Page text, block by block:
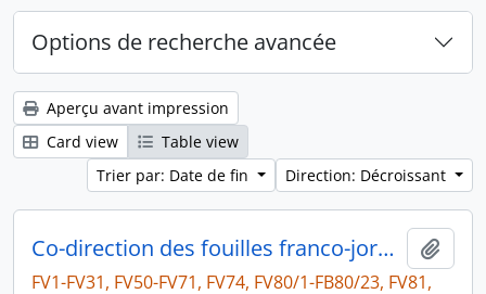
Options de recherche avancée
Aperçu avant impression
Card view
Table view
Trier par: Date de fin
Direction: Décroissant
Co-direction des fouilles franco-jordaniennes de Khirbet edh-Dharih (ministère des Affraires étrangères et université du Yarmouk)
FV1-FV31, FV50-FV71, FV74, FV80/1-FB80/23, FV81,